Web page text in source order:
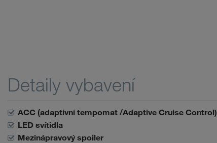
Detaily vybavení
ACC (adaptivní tempomat /Adaptive Cruise Control)
LED svítidla
Mezinápravový spoiler